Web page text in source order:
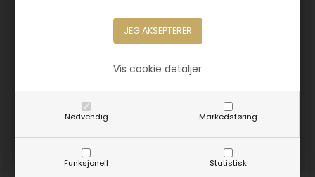
Nødvendig Markedsføring
Funksjonell Statistisk
Vis cookie detaljer
Glassplakett Tetragon